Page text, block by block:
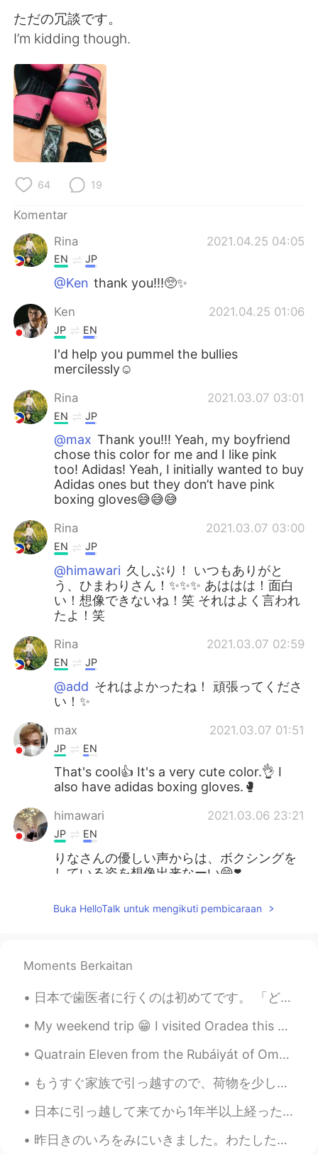
ただの冗談です。
I’m kidding though.
64 19
Komentar
Rina
2021.04.25 04:05
EN JP
@Ken thank you!!!🥺✨
Ken 2021.04.25 01:06
JP EN
I'd help you pummel the bullies
mercilessly☺
Rina 2021.03.07 03:01
EN JP
@max Thank you!!! Yeah, my boyfriend
chose this color for me and I like pink
too! Adidas! Yeah, I initially wanted to buy
Adidas ones but they don’t have pink
boxing gloves😅😅😅
Rina 2021.03.07 03:00
EN JP
@himawari 久しぶり！ いつもありがと
う、ひまわりさん！✨✨✨ あははは！面白
い！想像できないね！笑 それはよく言われ
たよ！笑
Rina 2021.03.07 02:59
EN JP
@add それはよかったね！ 頑張ってくださ
い！✨
max 2021.03.07 01:51
JP EN
That's cool👍 It's a very cute color.👌 I
also have adidas boxing gloves.🥊
himawari 2021.03.06 23:21
JP EN
りなさんの優しい声からは、ボクシングを
している姿を想像出来なーい😄❣️
add 2021.03.06 15:16
ます。 写真も撮影できるから、いいですよ
～(^_^)v
MASA 2021.03.06 15:14
JP EN
2021.03.06 15:00
EN JP
@addあはは！良いですね！ ありがとう、
Buka HelloTalk untuk mengikuti pembicaraan
Moments Berkaitan
日本で歯医者に行くのは初めてです。 「どうかな」、「高いかな」、「歯医者は上手かな」と思ってましたが、本当にすごいでした！ スウェーデンで病院は無料だけど歯医者は自分で支払わないといけません。...
My weekend trip 😁 I visited Oradea this weekend. It's a nice town and I had a great time there 😊👍...
Quatrain Eleven from the Rubáiyát of Omar Khayyám. Translated by Edward FitzGerald. Here with a ...
もうすぐ家族で引っ越すので、荷物を少しずつ整理しています 📦 この前、お母さんのクローゼットから漫画がたくさん出てきてびっくりしました。 こんなにあったとは！😂 でも、まだどこかにしまって...
日本に引っ越して来てから1年半以上経ったけど、まだ日本語の聞き取り能力は全然上がってない。仕事でよくがっかりする。上司がサポートしてくれるけど、無用だと感じてる。最初来た時にもっと一生懸命勉強し...
昨日きのいろをみにいきました。わたしたち Rigaudというまちのちいさいやまにいきました。いえから一時かんでした。めちゃきれいでした！ *slowly learning kanjis* Ki...